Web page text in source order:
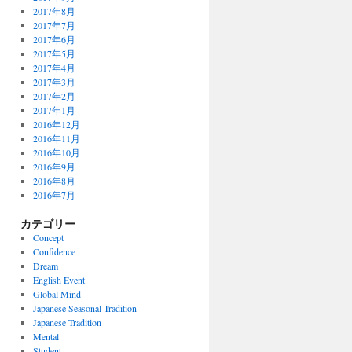
2017年8月
2017年7月
2017年6月
2017年5月
2017年4月
2017年3月
2017年2月
2017年1月
2016年12月
2016年11月
2016年10月
2016年9月
2016年8月
2016年7月
カテゴリー
Concept
Confidence
Dream
English Event
Global Mind
Japanese Seasonal Tradition
Japanese Tradition
Mental